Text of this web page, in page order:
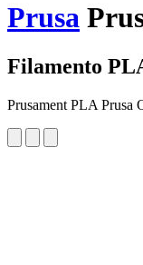
Prusa
Filamento
Prusament PLA Prusa